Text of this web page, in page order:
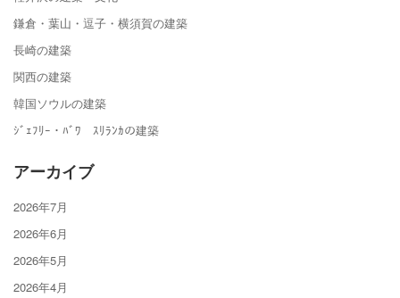
鎌倉・葉山・逗子・横須賀の建築
長崎の建築
関西の建築
韓国ソウルの建築
ｼﾞｪﾌﾘｰ・ﾊﾞﾜ ｽﾘﾗﾝｶの建築
アーカイブ
2026年7月
2026年6月
2026年5月
2026年4月